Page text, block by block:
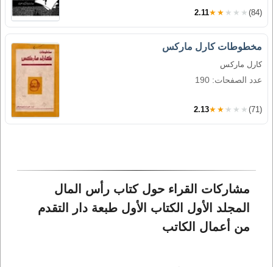
2.11★★★★★ (84)
مخطوطات كارل ماركس
كارل ماركس
عدد الصفحات: 190
2.13★★★★★ (71)
مشاركات القراء حول كتاب رأس المال
المجلد الأول الكتاب الأول طبعة دار التقدم
من أعمال الكاتب